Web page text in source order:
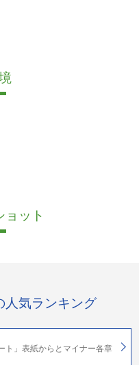
ョット
人気ランキング
ト」表紙からとマイナー各章